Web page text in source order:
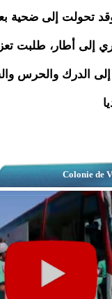
وقد تحولت إلى ضحية
إلى أطار، طلبت
الدرك والحرس
Colonie de